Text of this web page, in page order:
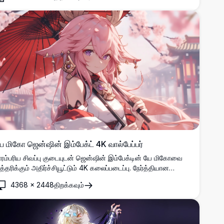
அழகான அனிமே-பாணி கலையை காட்சிப்படுத்துகிறது.
மிகோ ஜென்ஷின் இம்பேக்ட் 4K வால்பேப்பர்
சிவப்பு குடையுடன் ஜென்ஷின் இம்பேக்டின் யே மிகோவை
அதிர்ச்சியூட்டும் 4K கலைப்படைப்பு. நேர்த்தியான
பாகங்களுடன் கனவான செர்ரி பூ பின்னணியில்
4368 × 2448திறக்கவும்